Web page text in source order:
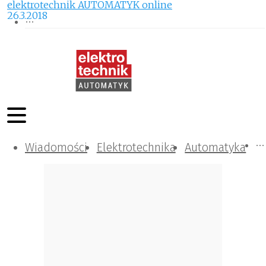
Wiadomości Elektrotechnika Automatyka
Komunikacja i IT
Kontrola
Tematy specjalne
elektrotechnik AUTOMATYK online
26.3.2018